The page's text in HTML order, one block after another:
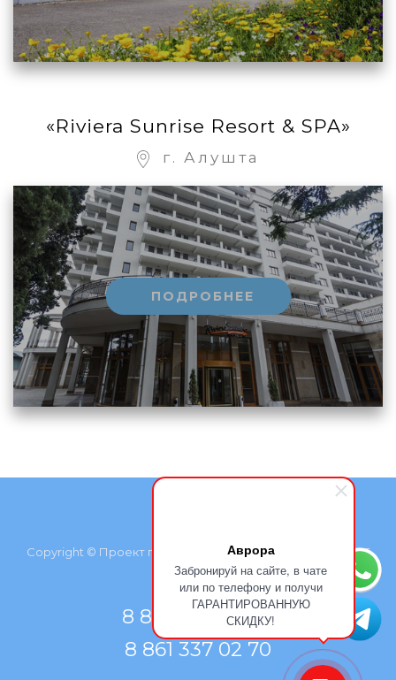
Аврора
Забронируй на сайте, в чате
или по телефону и получи
ГАРАНТИРОВАННУЮ
СКИДКУ!
«Riviera Sunrise Resort & SPA»
г. Алушта
ПОДРОБНЕЕ
Copyright © Проект группы компаний «Курортмакс», 2026
8 800 500 77 66
8 861 337 02 70